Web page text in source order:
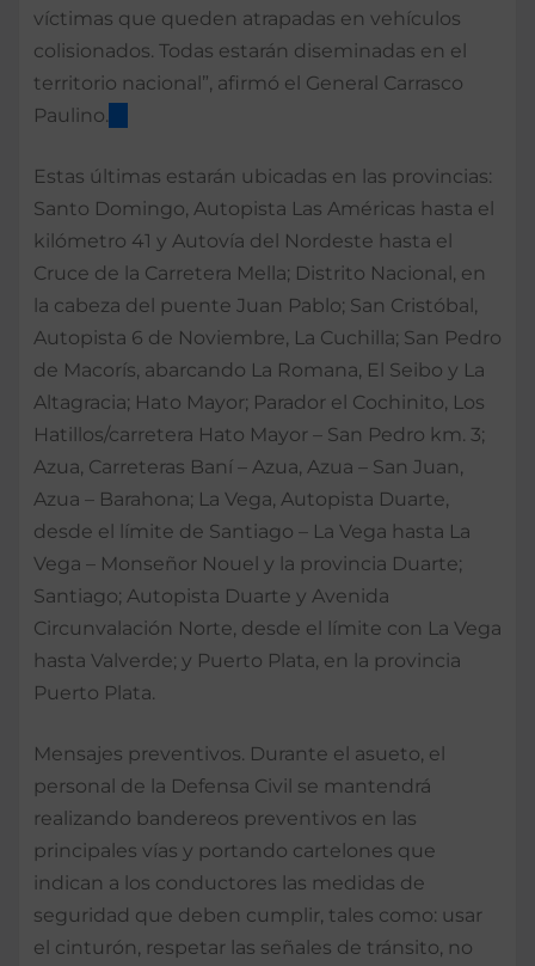
víctimas que queden atrapadas en vehículos
colisionados. Todas estarán diseminadas en el
territorio nacional”, afirmó el General Carrasco
Paulino.
Estas últimas estarán ubicadas en las provincias:
Santo Domingo, Autopista Las Américas hasta el
kilómetro 41 y Autovía del Nordeste hasta el
Cruce de la Carretera Mella; Distrito Nacional, en
la cabeza del puente Juan Pablo; San Cristóbal,
Autopista 6 de Noviembre, La Cuchilla; San Pedro
de Macorís, abarcando La Romana, El Seibo y La
Altagracia; Hato Mayor; Parador el Cochinito, Los
Hatillos/carretera Hato Mayor – San Pedro km. 3;
Azua, Carreteras Baní – Azua, Azua – San Juan,
Azua – Barahona; La Vega, Autopista Duarte,
desde el límite de Santiago – La Vega hasta La
Vega – Monseñor Nouel y la provincia Duarte;
Santiago; Autopista Duarte y Avenida
Circunvalación Norte, desde el límite con La Vega
hasta Valverde; y Puerto Plata, en la provincia
Puerto Plata.
Mensajes preventivos. Durante el asueto, el
personal de la Defensa Civil se mantendrá
realizando bandereos preventivos en las
principales vías y portando cartelones que
indican a los conductores las medidas de
seguridad que deben cumplir, tales como: usar
el cinturón, respetar las señales de tránsito, no